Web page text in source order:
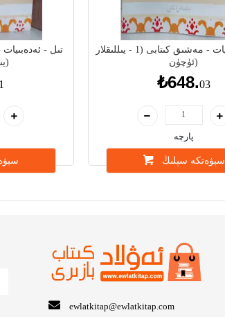
يىللىقلار ئۈچۈن)
تىل - ئەدەبىيات - مەشىق كىتابى (1 - يىللىقلار
ئۈچۈن)
₺648.03
پارچە
سېۋەتكە سېلىڭ
ewlatkitap@ewlatkitap.com